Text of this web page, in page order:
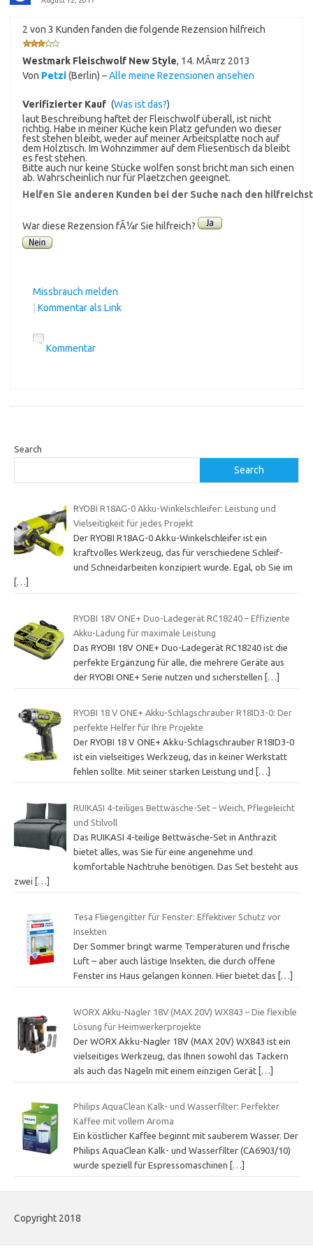
2 von 3 Kunden fanden die folgende Rezension hilfreich
Westmark Fleischwolf New Style, 14. MÃ¤rz 2013
Von Petzi(Berlin) –Alle meine Rezensionen ansehen
Verifizierter Kauf (Was ist das?)
laut Beschreibung haftet der Fleischwolf überall, ist nicht
richtig. Habe in meiner Küche kein Platz gefunden wo dieser
fest stehen bleibt, weder auf meiner Arbeitsplatte noch auf
dem Holztisch. Im Wohnzimmer auf dem Fliesentisch da bleibt
es fest stehen.
Bitte auch nur keine Stücke wolfen sonst bricht man sich einen
ab. Wahrscheinlich nur für Plaetzchen geeignet.
Helfen Sie anderen Kunden bei der Suche nach den
War diese Rezension fÃ¼r Sie hilfreich?
Missbrauch melden
Kommentar als Link
Kommentar
Search
Search
RYOBI R18AG-0 Akku-Winkelschleifer: Leistung und
Vielseitigkeit für jedes Projekt
Der RYOBI R18AG-0 Akku-Winkelschleifer ist ein
kraftvolles Werkzeug, das für verschiedene Schleif-
und Schneidarbeiten konzipiert wurde. Egal, ob Sie im
[…]
RYOBI 18V ONE+ Duo-Ladegerät RC18240 – Effiziente
Akku-Ladung für maximale Leistung
Das RYOBI 18V ONE+ Duo-Ladegerät RC18240 ist die
perfekte Ergänzung für alle, die mehrere Geräte aus
der RYOBI ONE+ Serie nutzen und sicherstellen […]
RYOBI 18 V ONE+ Akku-Schlagschrauber R18ID3-0: Der
perfekte Helfer für Ihre Projekte
Der RYOBI 18 V ONE+ Akku-Schlagschrauber R18ID3-0
ist ein vielseitiges Werkzeug, das in keiner Werkstatt
fehlen sollte. Mit seiner starken Leistung und
[…]
RUIKASI 4-teiliges Bettwäsche-Set – Weich, Pflegeleicht
und Stilvoll
Das RUIKASI 4-teilige Bettwäsche-Set in Anthrazit
bietet alles, was Sie für eine angenehme und
komfortable Nachtruhe benötigen. Das Set besteht aus
zwei […]
Tesa Fliegengitter für Fenster: Effektiver Schutz vor
Insekten
Der Sommer bringt warme Temperaturen und frische
Luft – aber auch lästige Insekten, die durch offene
Fenster ins Haus gelangen können. Hier bietet das
[…]
WORX Akku-Nagler 18V (MAX 20V) WX843 – Die flexible
Lösung für Heimwerkerprojekte
Der WORX Akku-Nagler 18V (MAX 20V) WX843 ist ein
vielseitiges Werkzeug, das Ihnen sowohl das Tackern
als auch das Nageln mit einem einzigen Gerät […]
Philips AquaClean Kalk- und Wasserfilter: Perfekter
Kaffee mit vollem Aroma
Ein köstlicher Kaffee beginnt mit sauberem Wasser. Der
Philips AquaClean Kalk- und Wasserfilter (CA6903/10)
wurde speziell für Espressomaschinen
[…]
Copyright 2018